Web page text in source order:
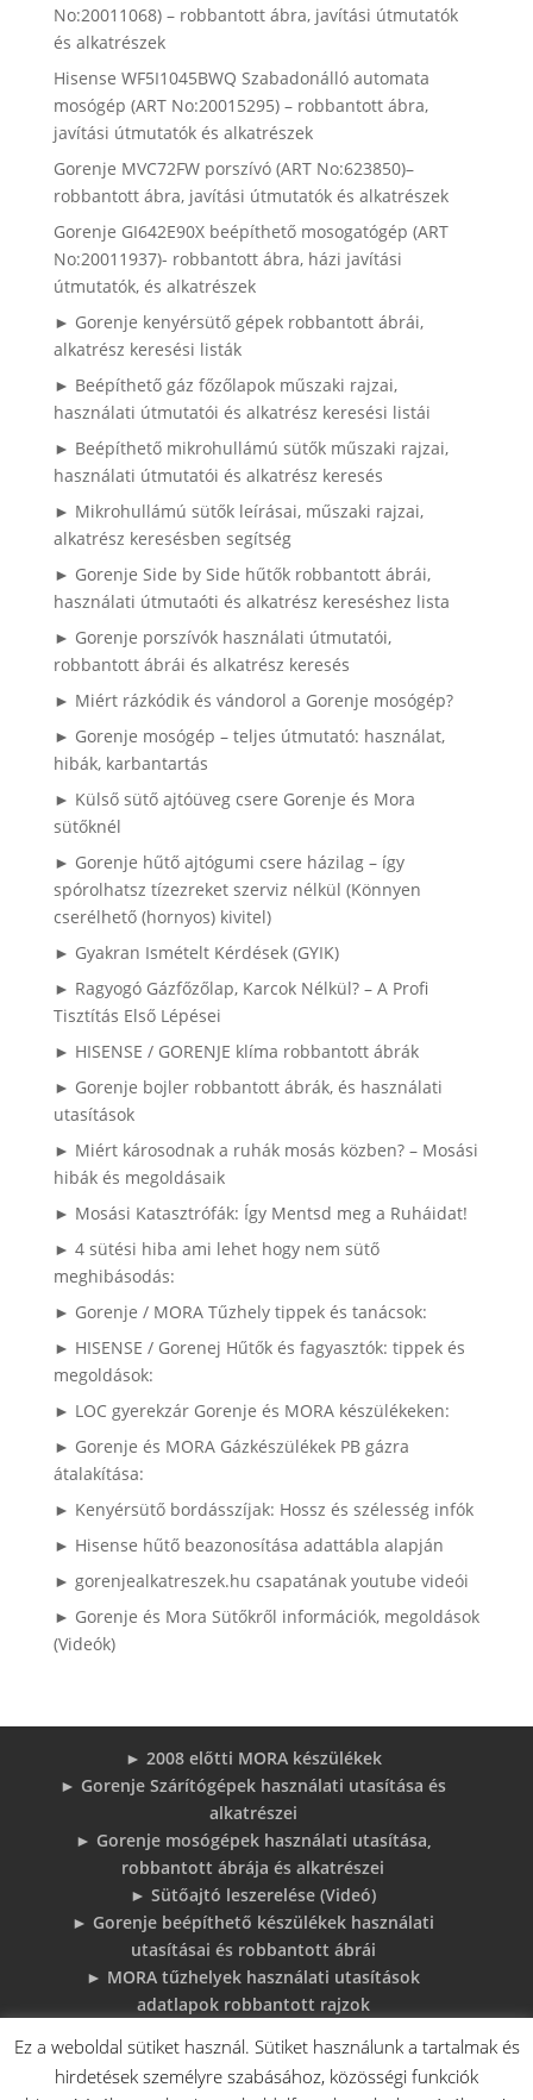
No:20011068) – robbantott ábra, javítási útmutatók
és alkatrészek
Hisense WF5I1045BWQ Szabadonálló automata
mosógép (ART No:20015295) – robbantott ábra,
javítási útmutatók és alkatrészek
Gorenje MVC72FW porszívó (ART No:623850)–
robbantott ábra, javítási útmutatók és alkatrészek
Gorenje GI642E90X beépíthető mosogatógép (ART
No:20011937)- robbantott ábra, házi javítási
útmutatók, és alkatrészek
► Gorenje kenyérsütő gépek robbantott ábrái,
alkatrész keresési listák
► Beépíthető gáz főzőlapok műszaki rajzai,
használati útmutatói és alkatrész keresési listái
► Beépíthető mikrohullámú sütők műszaki rajzai,
használati útmutatói és alkatrész keresés
► Mikrohullámú sütők leírásai, műszaki rajzai,
alkatrész keresésben segítség
► Gorenje Side by Side hűtők robbantott ábrái,
használati útmutaóti és alkatrész kereséshez lista
► Gorenje porszívók használati útmutatói,
robbantott ábrái és alkatrész keresés
► Miért rázkódik és vándorol a Gorenje mosógép?
► Gorenje mosógép – teljes útmutató: használat,
hibák, karbantartás
► Külső sütő ajtóüveg csere Gorenje és Mora
sütőknél
► Gorenje hűtő ajtógumi csere házilag – így
spórolhatsz tízezreket szerviz nélkül (Könnyen
cserélhető (hornyos) kivitel)
► Gyakran Ismételt Kérdések (GYIK)
► Ragyogó Gázfőzőlap, Karcok Nélkül? – A Profi
Tisztítás Első Lépései
► HISENSE / GORENJE klíma robbantott ábrák
► Gorenje bojler robbantott ábrák, és használati
utasítások
► Miért károsodnak a ruhák mosás közben? – Mosási
hibák és megoldásaik
► Mosási Katasztrófák: Így Mentsd meg a Ruháidat!
► 4 sütési hiba ami lehet hogy nem sütő
meghibásodás:
► Gorenje / MORA Tűzhely tippek és tanácsok:
► HISENSE / Gorenej Hűtők és fagyasztók: tippek és
megoldások:
► LOC gyerekzár Gorenje és MORA készülékeken:
► Gorenje és MORA Gázkészülékek PB gázra
átalakítása:
► Kenyérsütő bordásszíjak: Hossz és szélesség infók
► Hisense hűtő beazonosítása adattábla alapján
► gorenjealkatreszek.hu csapatának youtube videói
► Gorenje és Mora Sütőkről információk, megoldások
(Videók)
► 2008 előtti MORA készülékek
► Gorenje Szárítógépek használati utasítása és
alkatrészei
► Gorenje mosógépek használati utasítása,
robbantott ábrája és alkatrészei
► Sütőajtó leszerelése (Videó)
► Gorenje beépíthető készülékek használati
utasításai és robbantott ábrái
► MORA tűzhelyek használati utasítások
adatlapok robbantott rajzok
megoldások
► 6 gyakori sütő hiba, és megoldások
Ez a weboldal sütiket használ. Sütiket használunk a tartalmak és
hirdetések személyre szabásához, közösségi funkciók